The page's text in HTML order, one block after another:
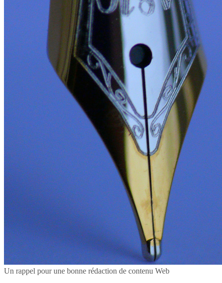
Un rappel pour une bonne rédaction de contenu Web